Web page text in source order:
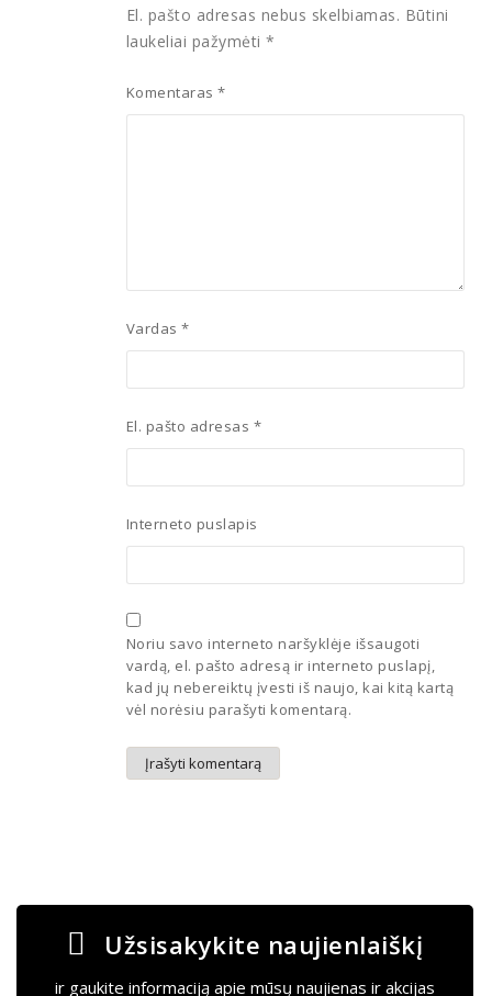
El. pašto adresas nebus skelbiamas. Būtini
laukeliai pažymėti*
Komentaras*
Vardas*
El. pašto adresas *
Interneto puslapis
Noriu savo interneto naršyklėje išsaugoti
vardą, el. pašto adresą ir interneto puslapį,
kad jų nebereiktų įvesti iš naujo, kai kitą kartą
vėl norėsiu parašyti komentarą.
Užsisakykite naujienlaiškį
ir gaukite informaciją apie mūsų naujienas ir akcijas